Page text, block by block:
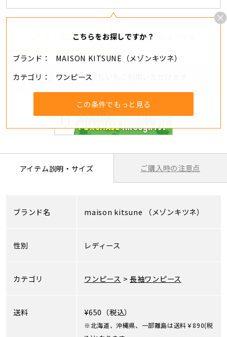
こちらをお探しですか？
ブランド
MAISON KITSUNE（メゾンキツネ）
カテゴリ
ワンピース
この条件でもっと見る
追加する
分割・リボ払いもご利用いただけます
アイテム説明・サイズ ご購入時の注意点
ブランド名 maison kitsune （メゾンキツネ）
性別 レディース
カテゴリ ワンピース >長袖ワンピース
送料 ¥650（税込）
※北海道、沖縄県、一部離島は送料￥890(税